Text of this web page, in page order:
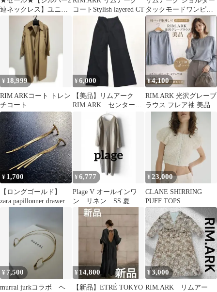
連ネックレス】ユニセ
ックスzara nikoand系
コートStylish layered CT タックモードワンピー
ス S
¥ 18,999
RIM ARKコート トレン
チコート
¥6,000
【美品】リムアーク
RIM.ARK センタープ
レス ワイドパンツ
ストレッチ 黒
¥4,100
RIM.ARK 光沢グレーブ
ラウス フレア袖 美品
¥ 1,700
【ロングゴールド】
zara papillonner drawer系
¥6,777
Plage V オールインワ
ン リネン SS 夏
Back v
¥23,000
CLANE SHIRRING
PUFF TOPS
¥ 7,500
murral jurkコラボ ヘ
¥ 14,800
【新品】ETRÉ TOKYO
¥3,000
RIM.ARK リムアー